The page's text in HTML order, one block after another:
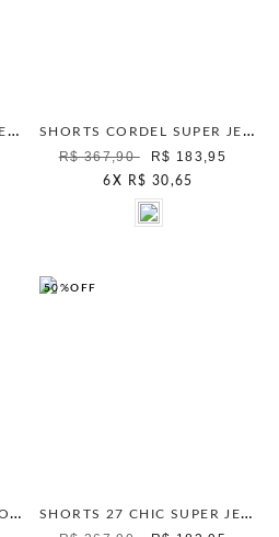
AGR SHORTS 27 SUPER JEANS OLIVA SUMMER
SHORTS CORDEL SUPER JEANS OFF WHITE
R$ 367,90
R$ 183,95
6 X R$ 30,65
SHORTS RESORT CHIC MOCHA MOUSSE
50%OFF
SHORTS 27 CHIC SUPER JEANS UNICA